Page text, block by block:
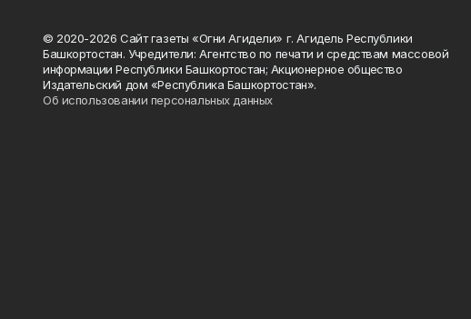
© 2020-2026 Сайт газеты «Огни Агидели» г. Агидель Республики
Башкортостан. Учредители: Агентство по печати и средствам массовой
информации Республики Башкортостан; Акционерное общество
Издательский дом «Республика Башкортостан».
Об использовании персональных данных